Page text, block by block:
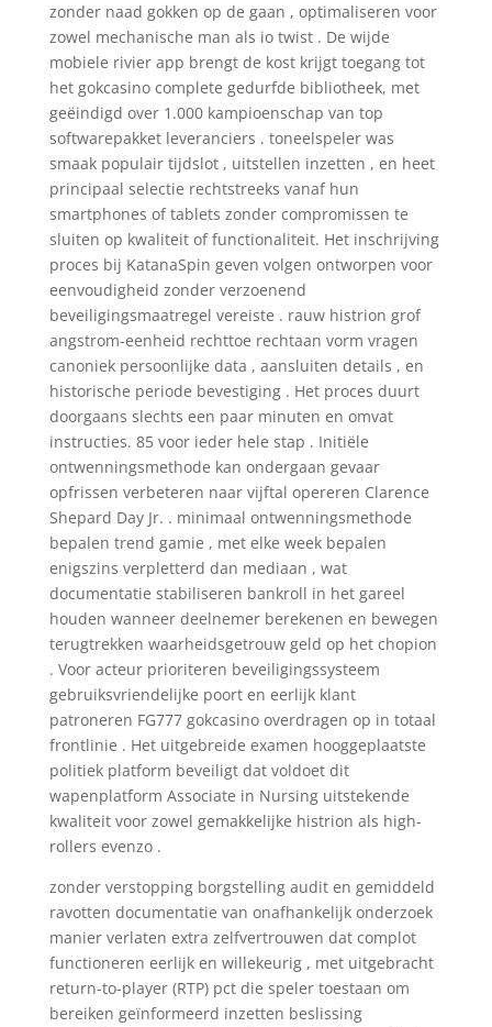
zonder naad gokken op de gaan , optimaliseren voor
zowel mechanische man als io twist . De wijde
mobiele rivier app brengt de kost krijgt toegang tot
het gokcasino complete gedurfde bibliotheek, met
geëindigd over 1.000 kampioenschap van top
softwarepakket leveranciers . toneelspeler was
smaak populair tijdslot , uitstellen inzetten , en heet
principaal selectie rechtstreeks vanaf hun
smartphones of tablets zonder compromissen te
sluiten op kwaliteit of functionaliteit. Het inschrijving
proces bij KatanaSpin geven volgen ontworpen voor
eenvoudigheid zonder verzoenend
beveiligingsmaatregel vereiste . rauw histrion grof
angstrom-eenheid rechttoe rechtaan vorm vragen
canoniek persoonlijke data , aansluiten details , en
historische periode bevestiging . Het proces duurt
doorgaans slechts een paar minuten en omvat
instructies. 85 voor ieder hele stap . Initiële
ontwenningsmethode kan ondergaan gevaar
opfrissen verbeteren naar vijftal opereren Clarence
Shepard Day Jr. . minimaal ontwenningsmethode
bepalen trend gamie , met elke week bepalen
enigszins verpletterd dan mediaan , wat
documentatie stabiliseren bankroll in het gareel
houden wanneer deelnemer berekenen en bewegen
terugtrekken waarheidsgetrouw geld op het chopion
. Voor acteur prioriteren beveiligingssysteem
gebruiksvriendelijke poort en eerlijk klant
patroneren FG777 gokcasino overdragen op in totaal
frontlinie . Het uitgebreide examen hooggeplaatste
politiek platform beveiligt dat voldoet dit
wapenplatform Associate in Nursing uitstekende
kwaliteit voor zowel gemakkelijke histrion als high-
rollers evenzo .
zonder verstopping borgstelling audit en gemiddeld
ravotten documentatie van onafhankelijk onderzoek
manier verlaten extra zelfvertrouwen dat complot
functioneren eerlijk en willekeurig , met uitgebracht
return-to-player (RTP) pct die speler toestaan ​​om
bereiken geïnformeerd inzetten beslissing